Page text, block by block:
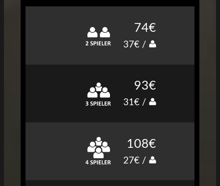
74€
37€ /
93€
31€ /
108€
27€ /